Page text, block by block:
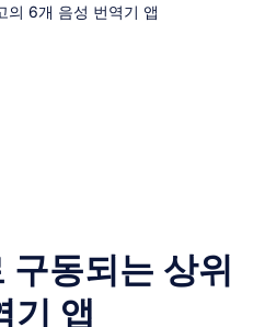
동되는 상위
기 앱